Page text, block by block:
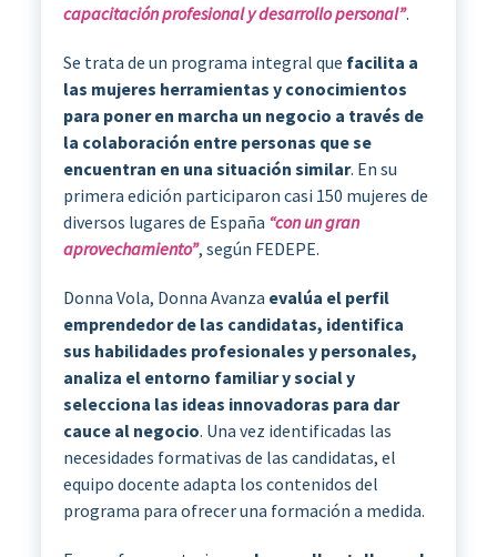
capacitación profesional y desarrollo personal”.
Se trata de un programa integral que facilita a
las mujeres herramientas y conocimientos
para poner en marcha un negocio a través de
la colaboración entre personas que se
encuentran en una situación similar. En su
primera edición participaron casi 150 mujeres de
diversos lugares de España “con un gran
aprovechamiento”, según FEDEPE.
Donna Vola, Donna Avanza evalúa el perfil
emprendedor de las candidatas, identifica
sus habilidades profesionales y personales,
analiza el entorno familiar y social y
selecciona las ideas innovadoras para dar
cauce al negocio. Una vez identificadas las
necesidades formativas de las candidatas, el
equipo docente adapta los contenidos del
programa para ofrecer una formación a medida.